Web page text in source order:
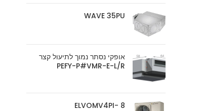
WAVE 35PU
אופקי נסתר נמוך לתיעול קצר
PEFY-P#VMR-E-L/R
ELVOMV4PI- 8